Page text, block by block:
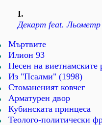
І.
Декарт feat. Льометр
Мъртвите
Илион 93
Песен на виетнамските
Из "Псалми" (1998)
Стоманеният ковчег
Арматурен двор
Кубинската принцеса
Теолого-политически